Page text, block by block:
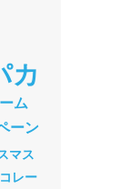
カ
ム
ーン
マス
レー